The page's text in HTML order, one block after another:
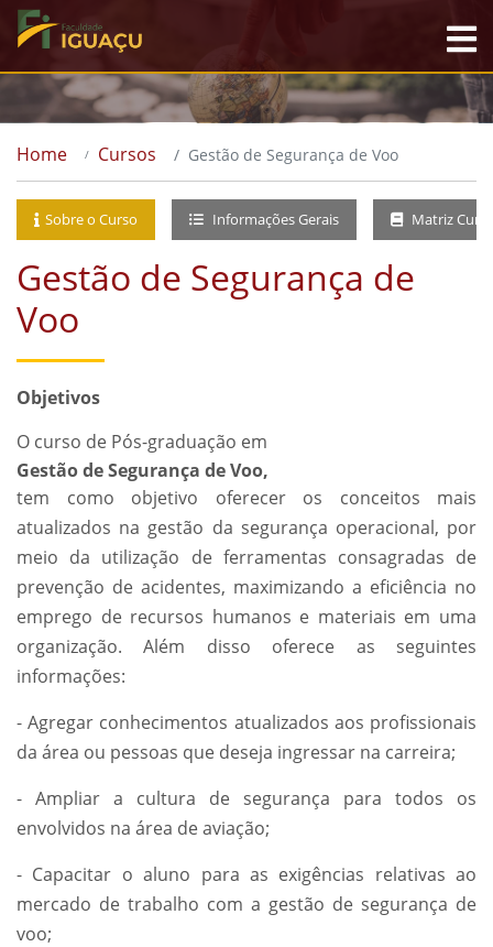
Home Cursos Gestão de Segurança de Voo
Sobre o Curso Informações Gerais Matriz
Gestão de Segurança de
Voo
Objetivos
O curso de Pós-graduação em
Gestão de Segurança de Voo,
tem como objetivo oferecer os conceitos mais
atualizados na gestão da segurança operacional, por
meio da utilização de ferramentas consagradas de
prevenção de acidentes, maximizando a eficiência no
emprego de recursos humanos e materiais em uma
organização. Além disso oferece as seguintes
informações:
- Agregar conhecimentos atualizados aos profissionais
da área ou pessoas que deseja ingressar na carreira;
- Ampliar a cultura de segurança para todos os
envolvidos na área de aviação;
- Capacitar o aluno para as exigências relativas ao
mercado de trabalho com a gestão de segurança de
voo;